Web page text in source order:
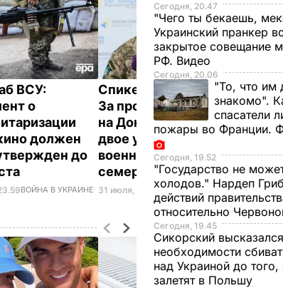
ВСУ:
о
должен
до
ВОЙНА В УКРАИНЕ
Спикер АП Лысенко:
За прошедшие сутки
на Донбассе погибли
двое украинских
военных, ранены
семеро
31 июля, 13.30ВОЙНА В УКРАИНЕ
Сегодня, 20.47
"Чего ты бекаешь,
Украинский пранкер
закрытое совещание
РФ. Видео
Сегодня, 20.06
"То, что им
знакомо".
спасатели
пожары во Франции.
Сегодня, 19.52
"Государство не
холодов." Нардеп
действий
относительно
Сегодня, 19.45
Сикорский
необходимости
над Украиной до того,
залетят в Польшу